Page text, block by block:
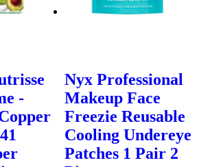
-
Nyx Professional
Makeup Face
Freezie Reusable
Cooling Undereye
Patches 1 Pair 2